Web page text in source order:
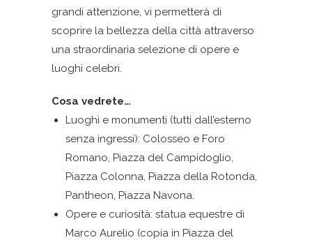
grandi attenzione, vi permetterà di
scoprire la bellezza della città attraverso
una straordinaria selezione di opere e
luoghi celebri.
Cosa vedrete…
Luoghi e monumenti (tutti dall’esterno
senza ingressi): Colosseo e Foro
Romano, Piazza del Campidoglio,
Piazza Colonna, Piazza della Rotonda,
Pantheon, Piazza Navona.
Opere e curiosità: statua equestre di
Marco Aurelio (copia in Piazza del